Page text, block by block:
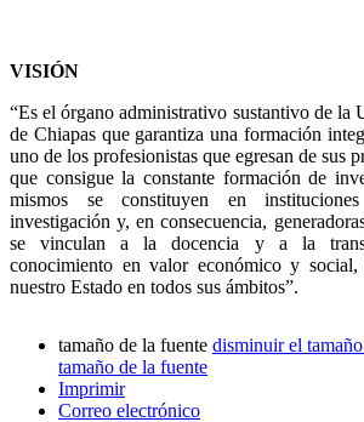
VISIÓN
“Es el órgano administrativo sustantivo de la
de Chiapas que garantiza una formación
uno de los profesionistas que egresan de sus
que consigue la constante formación de
mismos se constituyen en
investigación y, en consecuencia,
se vinculan a la docencia y a la
conocimiento en valor económico y
nuestro Estado en todos sus ámbitos”.
tamaño de la fuente disminuir el
tamaño de la fuente
Imprimir
Correo electrónico